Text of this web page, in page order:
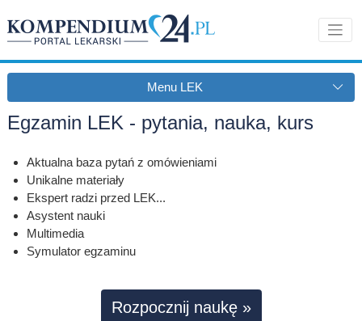
Menu LEK
Egzamin LEK - pytania, nauka, kurs
Aktualna baza pytań z omówieniami
Unikalne materiały
Ekspert radzi przed LEK...
Asystent nauki
Multimedia
Symulator egzaminu
Rozpocznij naukę »